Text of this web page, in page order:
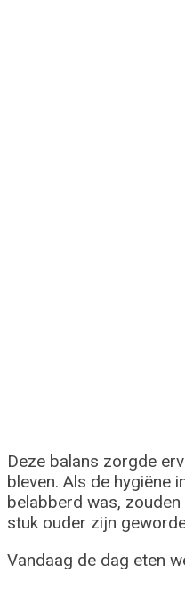
Deze balans zorgde
bleven. Als de hygiëne
belabberd was,
stuk ouder zijn
Vandaag de dag eten